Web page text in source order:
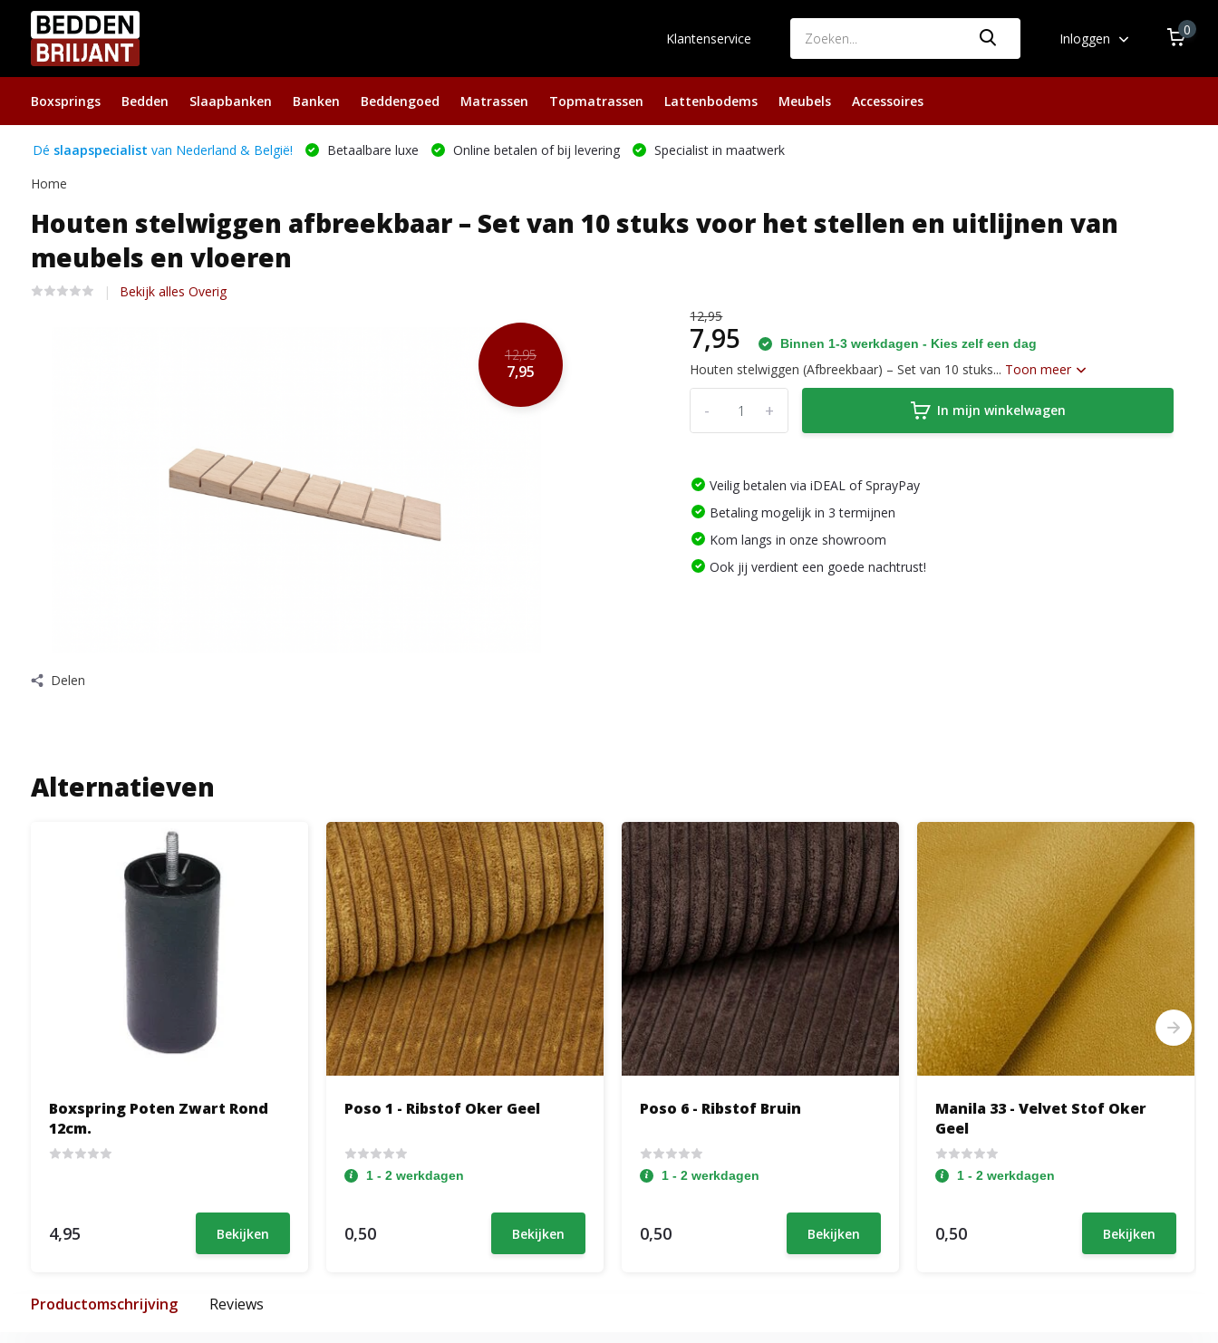
Klantenservice Inloggen
0
Boxsprings Bedden Slaapbanken Banken Beddengoed Matrassen Topmatrassen Lattenbodems Meubels Accessoires
Dé slaapspecialist van Nederland & België! Betaalbare luxe Online betalen of bij levering
Specialist in maatwerk
Home
Houten stelwiggen afbreekbaar – Set van 10 stuks voor het stellen en uitlijnen van
meubels en vloeren
Bekijk alles Overig
12,95
7,95
Delen
12,95
7,95 Binnen 1-3 werkdagen - Kies zelf een dag
Houten stelwiggen (Afbreekbaar) – Set van 10 stuks... Toon meer
+
- In mijn winkelwagen
Veilig betalen via iDEAL of SprayPay
Betaling mogelijk in 3 termijnen
Kom langs in onze showroom
Ook jij verdient een goede nachtrust!
Alternatieven
Boxspring Poten Zwart Rond
12cm.
4,95 Bekijken
Poso 1 - Ribstof Oker Geel
1 - 2 werkdagen
0,50 Bekijken
Poso 6 - Ribstof Bruin
1 - 2 werkdagen
0,50 Bekijken
Manila 33 - Velvet Stof Oker
Geel
1 - 2 werkdagen
0,50 Bekijken
Productomschrijving Reviews